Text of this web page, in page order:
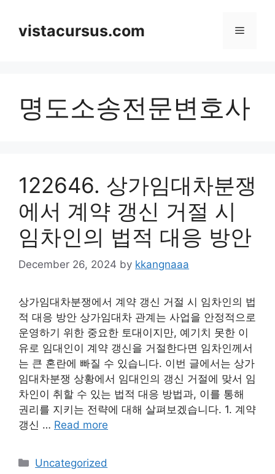
contentvistacursus.com Menu
명도소송전문변호사
122646. 상가임대차분쟁
에서 계약 갱신 거절 시
임차인의 법적 대응 방안
December 26, 2024 by kkangnaaa
상가임대차분쟁에서 계약 갱신 거절 시 임차인의 법
적 대응 방안 상가임대차 관계는 사업을 안정적으로
운영하기 위한 중요한 토대이지만, 예기치 못한 이
유로 임대인이 계약 갱신을 거절한다면 임차인께서
는 큰 혼란에 빠질 수 있습니다. 이번 글에서는 상가
임대차분쟁 상황에서 임대인의 갱신 거절에 맞서 임
차인이 취할 수 있는 법적 대응 방법과, 이를 통해
권리를 지키는 전략에 대해 살펴보겠습니다. 1. 계약
갱신 … Read more
Categories
Uncategorized